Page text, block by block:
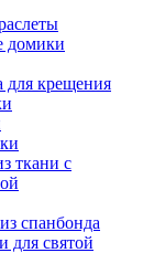
домики
для крещения
ткани с
спанбонда
для святой